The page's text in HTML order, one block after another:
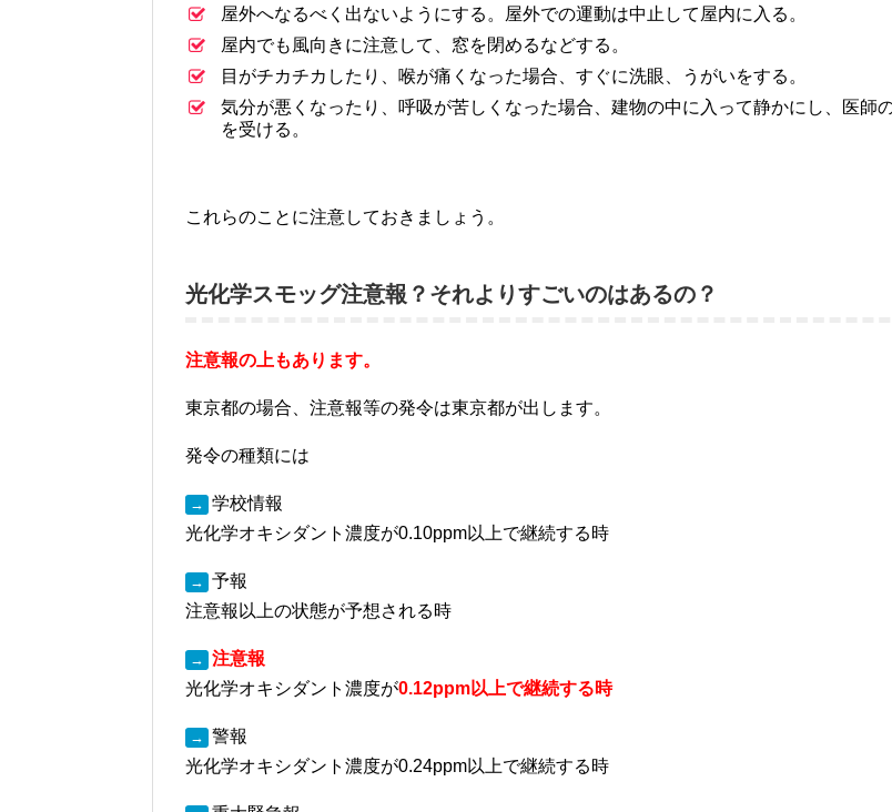
屋外へなるべく出ないようにする。屋外での運動は中止して屋内に入る。
屋内でも風向きに注意して、窓を閉めるなどする。
目がチカチカしたり、喉が痛くなった場合、すぐに洗眼、うがいをする。
気分が悪くなったり、呼吸が苦しくなった場合、建物の中に入って静かにし、医師
を受ける。
これらのことに注意しておきましょう。
光化学スモッグ注意報？それよりすごいのはあるの？
注意報の上もあります。
東京都の場合、注意報等の発令は東京都が出します。
発令の種類には
→
学校情報
光化学オキシダント濃度が0.10ppm以上で継続する時
→
予報
注意報以上の状態が予想される時
→
注意報
光化学オキシダント濃度が0.12ppm以上で継続する時
→
警報
光化学オキシダント濃度が0.24ppm以上で継続する時